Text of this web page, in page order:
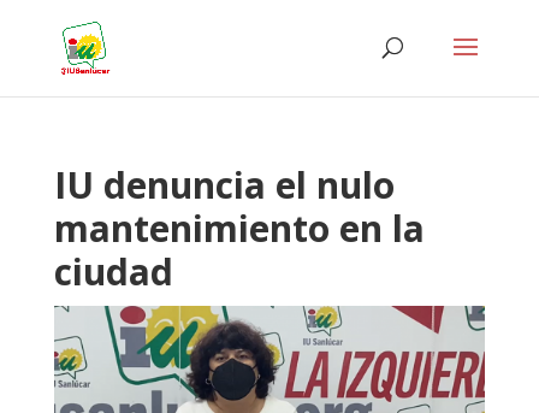
IU denuncia el nulo
mantenimiento en la
ciudad